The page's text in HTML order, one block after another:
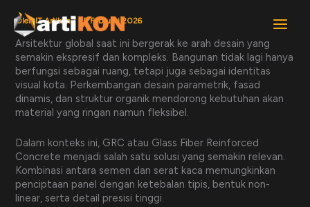
konten
OlehIT Artikon/ 25 Februari 2026
Arsitektur global saat ini bergerak ke arah desain yang
semakin ekspresif dan kompleks. Bangunan tidak lagi hanya
berfungsi sebagai ruang, tetapi juga sebagai identitas
visual kota. Perkembangan desain parametrik, fasad
dinamis, dan struktur organik mendorong kebutuhan akan
material yang ringan namun fleksibel.
Dalam konteks ini, GRC atau Glass Fiber Reinforced
Concrete menjadi salah satu solusi yang semakin relevan.
Kombinasi antara semen dan serat kaca memungkinkan
penciptaan panel dengan ketebalan tipis, bentuk non-
linear, serta detail presisi tinggi.